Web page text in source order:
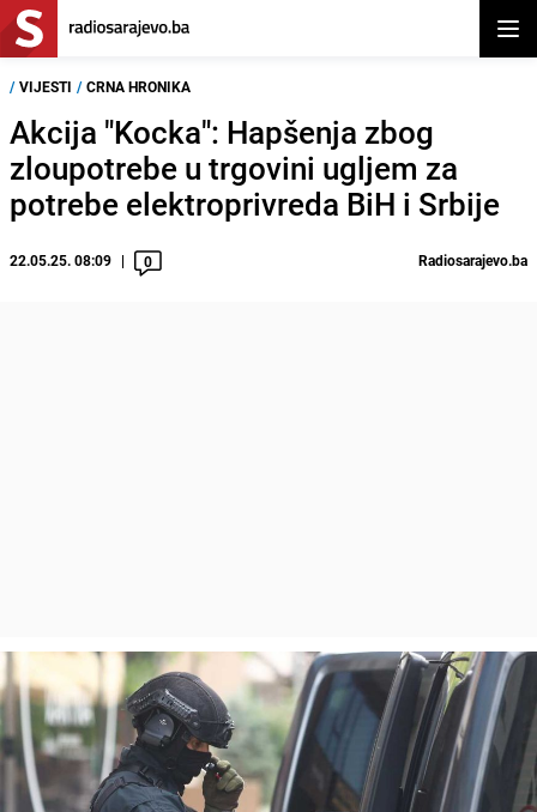
/ VIJESTI / CRNA HRONIKA
Akcija "Kocka": Hapšenja zbog
zloupotrebe u trgovini ugljem za
potrebe elektroprivreda BiH i Srbije
22.05.25. 08:09 0 Radiosarajevo.ba